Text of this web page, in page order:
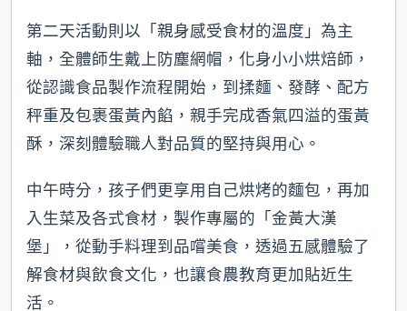
第二天活動則以「親身感受食材的溫度」為主
軸，全體師生戴上防塵網帽，化身小小烘焙師，
從認識食品製作流程開始，到揉麵、發酵、配方
秤重及包裹蛋黃內餡，親手完成香氣四溢的蛋黃
酥，深刻體驗職人對品質的堅持與用心。
中午時分，孩子們更享用自己烘烤的麵包，再加
入生菜及各式食材，製作專屬的「金黃大漢
堡」，從動手料理到品嚐美食，透過五感體驗了
解食材與飲食文化，也讓食農教育更加貼近生
活。